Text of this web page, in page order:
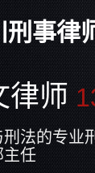
刑事律
律师
法的专业
主任